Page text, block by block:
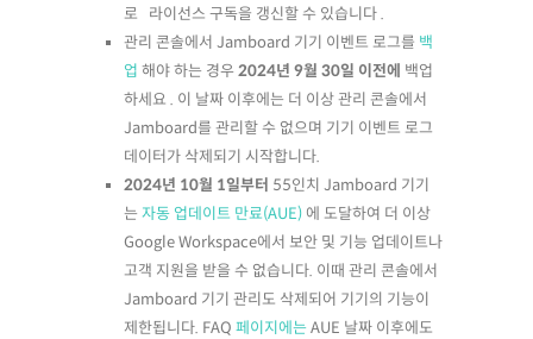
로 라이선스 구독을 갱신할 수 있습니다 .
관리 콘솔에서 Jamboard 기기 이벤트 로그를 백
업 해야 하는 경우2024년 9월 30일 이전에 백업
하세요 . 이 날짜 이후에는 더 이상 관리 콘솔에서
Jamboard를 관리할 수 없으며 기기 이벤트 로그
데이터가 삭제되기 시작합니다.
2024년 10월 1일부터 55인치 Jamboard 기기
는자동 업데이트 만료(AUE) 에 도달하여 더 이상
Google Workspace에서 보안 및 기능 업데이트나
고객 지원을 받을 수 없습니다. 이때 관리 콘솔에서
Jamboard 기기 관리도 삭제되어 기기의 기능이
제한됩니다. FAQ 페이지에는AUE 날짜 이후에도